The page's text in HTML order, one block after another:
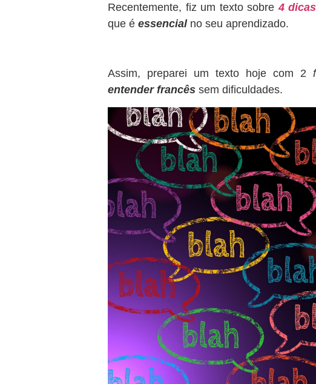
Recentemente, fiz um texto sobre4 dicas
que éessencial no seu aprendizado.
Assim, preparei um texto hoje com 2
entender francês sem dificuldades.